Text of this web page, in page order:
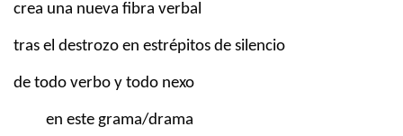
crea una nueva fibra verbal
tras el destrozo en estrépitos de silencio
de todo verbo y todo nexo
en este grama/drama